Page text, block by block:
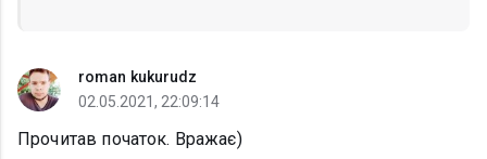
roman kukurudz
02.05.2021, 22:09:14
Прочитав початок. Вражає)